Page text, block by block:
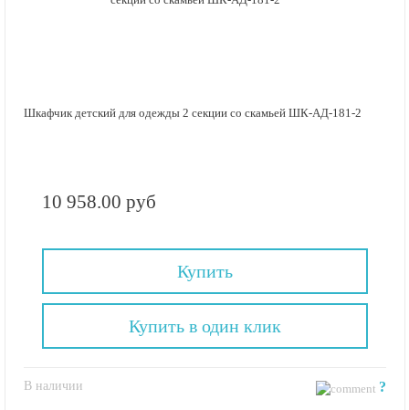
Шкафчик детский для одежды 2 секции со скамьей ШК-АД-181-2
10 958.00 руб
Купить
В наличии ?
Купить в один клик